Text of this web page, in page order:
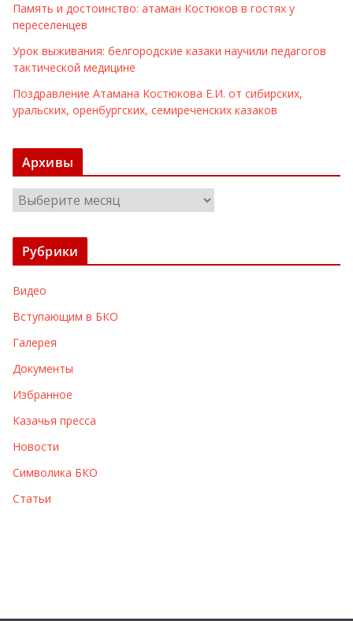
Память и достоинство: атаман Костюков в гостях у
переселенцев
Урок выживания: белгородские казаки научили педагогов
тактической медицине
Поздравление Атамана Костюкова Е.И. от сибирских,
уральских, оренбургских, семиреченских казаков
Архивы
х
ы
Рубрики
Видео
Вступающим в БКО
Галерея
Документы
Избранное
Казачья пресса
Новости
Символика БКО
Статьи